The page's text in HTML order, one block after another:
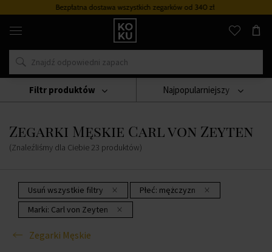
Bezpłatna dostawa wszystkich zegarków od 340 zł
Oryginalne
perfumy
zegarki
w
miejscu
Zegarki
Zegarki Męskie Zegarki Męskie Carl Von Zeyten
Zegarki Męskie Carl von Zeyten
(Znaleźliśmy dla Ciebie 23 produktów)
Najpopularniejszy
Usuń wszystkie filtry Płeć: mężczyzn
Marki: Carl von Zeyten
Zegarki Męskie
Filtr produktów